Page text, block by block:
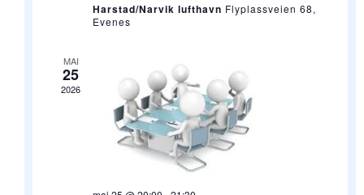
Harstad/Narvik lufthavn Flyplassveien 68,
Evenes
MAI
25
2026